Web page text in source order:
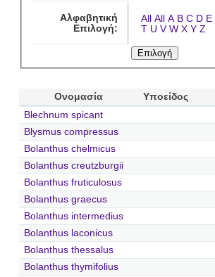
Αλφαβητική
Επιλογή:
All All A B C D E
T U V W X Y Z
Ονομασία Υποείδος
Blechnum spicant
Blysmus compressus
Bolanthus chelmicus
Bolanthus creutzburgii
Bolanthus fruticulosus
Bolanthus graecus
Bolanthus intermedius
Bolanthus laconicus
Bolanthus thessalus
Bolanthus thymifolius